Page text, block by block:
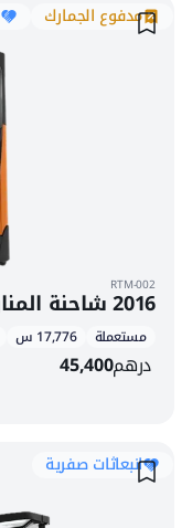
مدفوع الجمارك
RTM-002
2016 شاحنة المناولة تويوتا ريفلكس RRE160M
مستعملة 17,776 س
درهم45,400
انبعاثات صفرية